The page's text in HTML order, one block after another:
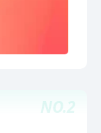
NO.2